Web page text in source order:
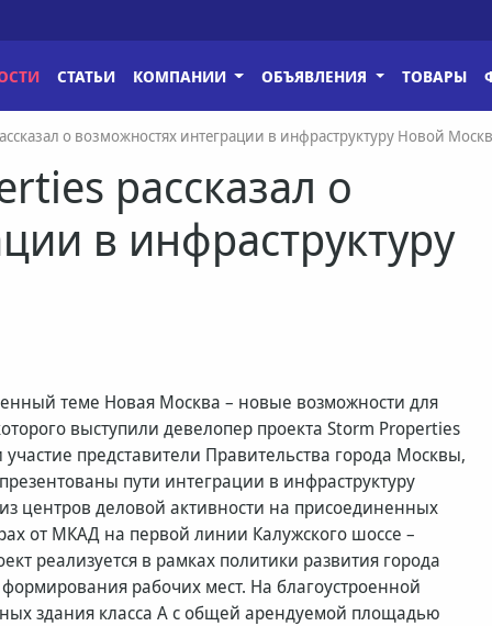
СТАТЬИ КОМПАНИИ ОБЪЯВЛЕНИЯ ТОВАРЫ
о возможностях интеграции в инфраструктуру Новой
рассказал о
в инфраструктуру
теме Новая Москва – новые возможности для
выступили девелопер проекта Storm Properties
представители Правительства города Москвы,
пути интеграции в инфраструктуру
центров деловой активности на присоединенных
от МКАД на первой линии Калужского шоссе –
реализуется в рамках политики развития города
рабочих мест. На благоустроенной
здания класса А с общей арендуемой площадью